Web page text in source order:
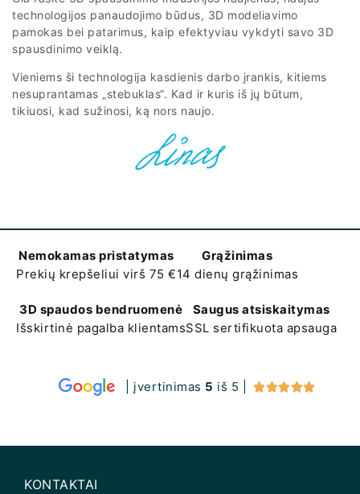
technologijos panaudojimo būdus, 3D modeliavimo
pamokas bei patarimus, kaip efektyviau vykdyti savo 3D
spausdinimo veiklą.
Vieniems ši technologija kasdienis darbo įrankis, kitiems
nesuprantamas „stebuklas“. Kad ir kuris iš jų būtum,
tikiuosi, kad sužinosi, ką nors naujo.
Nemokamas pristatymas
Prekių krepšeliui virš 75 €
Grąžinimas
14 dienų grąžinimas
3D spaudos bendruomenė
Išskirtinė pagalba klientams
Saugus atsiskaitymas
SSL sertifikuota apsauga
| įvertinimas 5 iš 5 | 
KONTAKTAI